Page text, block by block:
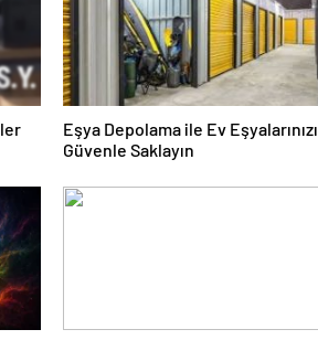
Eşya Depolama ile Ev Eşyalarınızı
Güvenle Saklayın